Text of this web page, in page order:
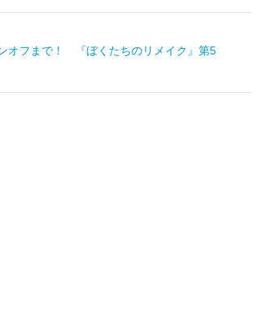
オフまで！ 『ぼくたちのリメイク』第5